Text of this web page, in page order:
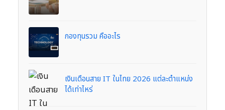
กองทุนรวม คืออะไร
เงินเดือนสาย IT ในไทย 2026 แต่ละตำแหน่ง
ได้เท่าไหร่